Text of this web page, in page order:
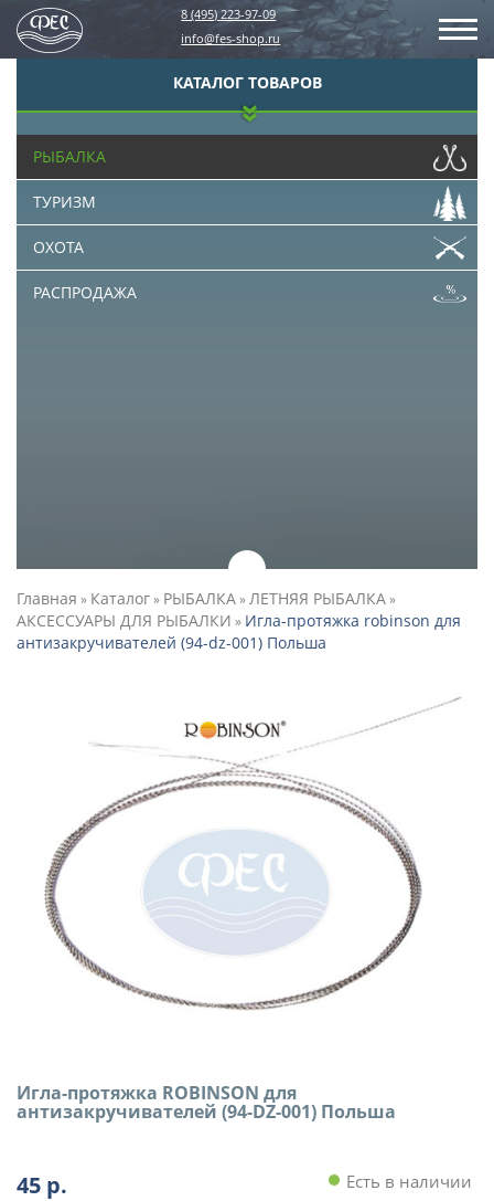
8 (495) 223-97-09
info@fes-shop.ru
КАТАЛОГ ТОВАРОВ
РЫБАЛКА
ТУРИЗМ
ОХОТА
РАСПРОДАЖА
Главная » Каталог» РЫБАЛКА»ЛЕТНЯЯ РЫБАЛКА»
АКСЕССУАРЫ ДЛЯ РЫБАЛКИ » Игла-протяжка robinson для
антизакручивателей (94-dz-001) Польша
Игла-протяжка ROBINSON для
антизакручивателей (94-DZ-001) Польша
45 р. Есть в наличии